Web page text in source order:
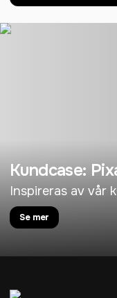
Kundcase:
Inspireras av vår
Se mer